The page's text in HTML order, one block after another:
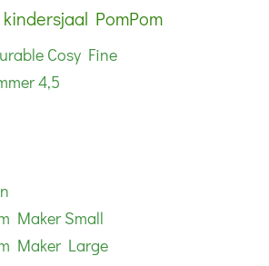
PomPom
Cosy Fine
4,5
Maker Small
Maker Large